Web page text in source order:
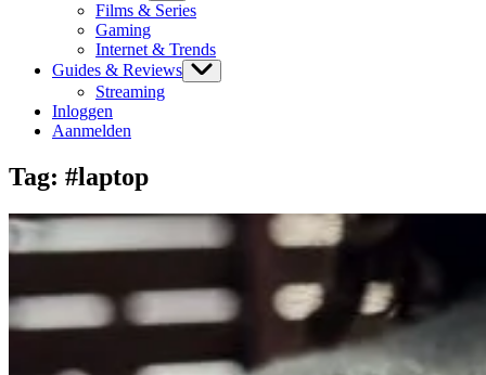
Films & Series
Gaming
Internet & Trends
Guides & Reviews
Streaming
Inloggen
Aanmelden
Tag: #laptop